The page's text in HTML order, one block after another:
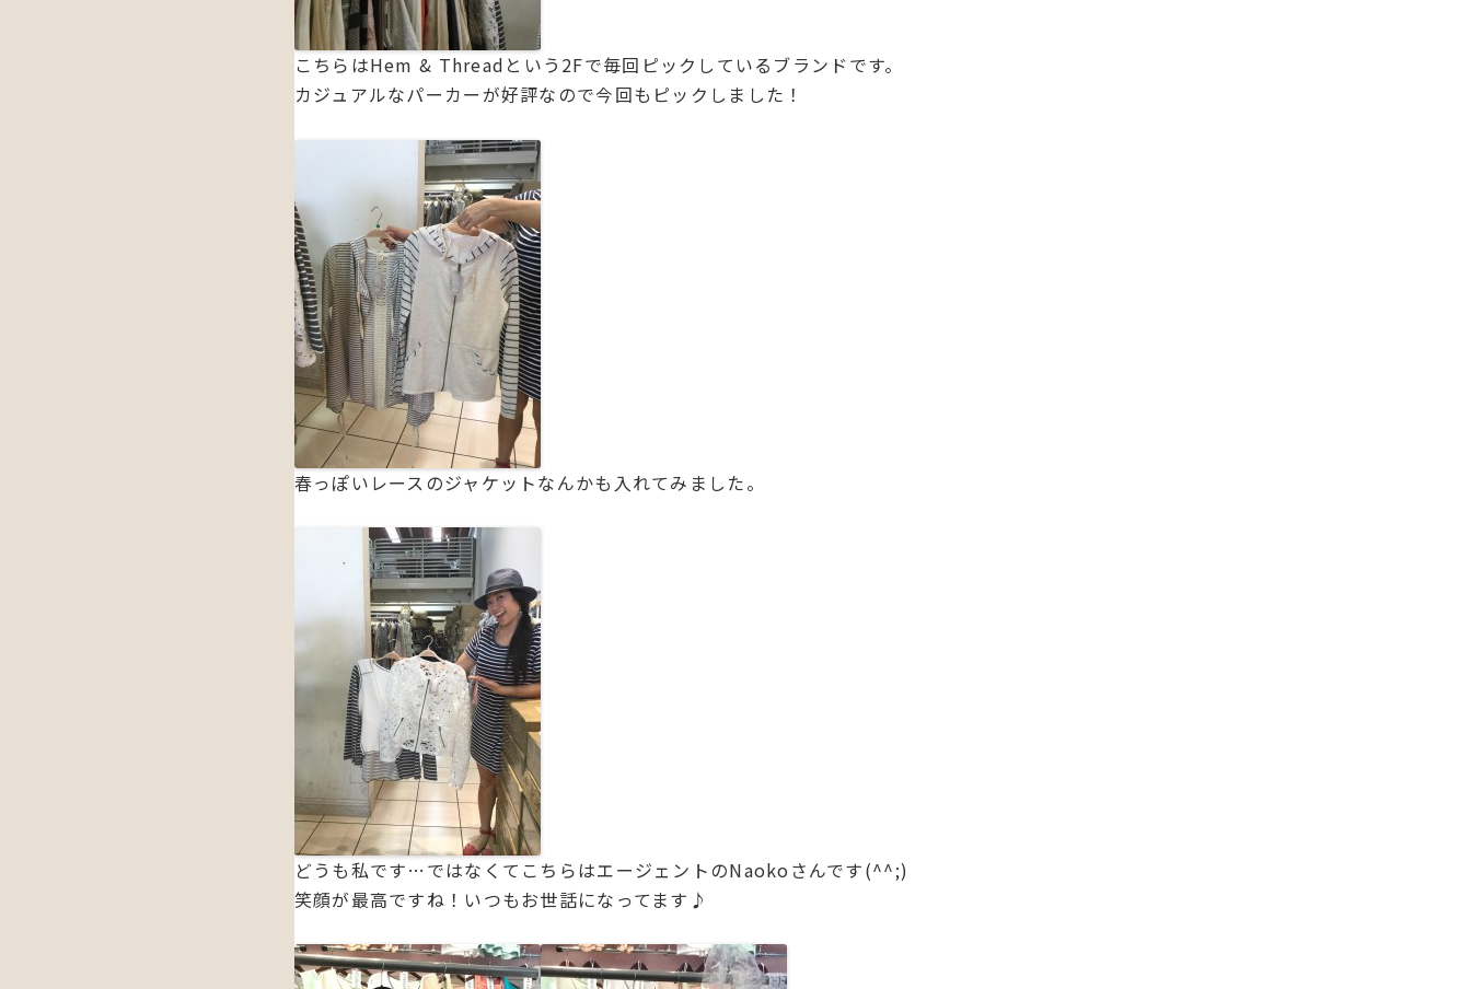
こちらはHem & Threadという2Fで毎回ピックしているブランドです。
カジュアルなパーカーが好評なので今回もピックしました！
春っぽいレースのジャケットなんかも入れてみました。
どうも私です…ではなくてこちらはエージェントのNaokoさんです(^^;)
笑顔が最高ですね！いつもお世話になってます♪